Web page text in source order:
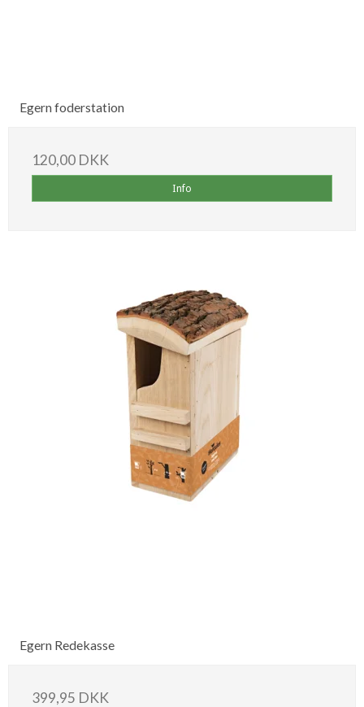
Egern foderstation
120,00 DKK
Info
Egern Redekasse
399,95 DKK